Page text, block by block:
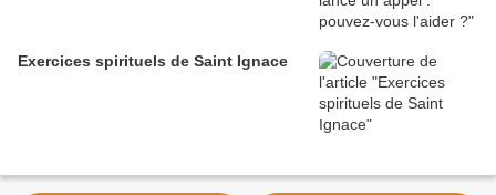
Exercices spirituels de Saint Ignace